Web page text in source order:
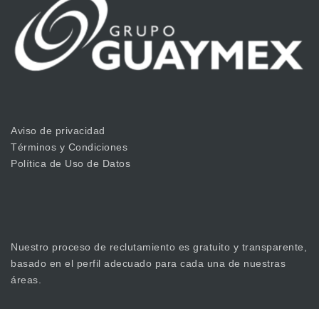
Aviso de privacidad
Términos y Condiciones
Política de Uso de Datos
Nuestro proceso de reclutamiento es gratuito y transparente,
basado en el perfil adecuado para cada una de nuestras
áreas.